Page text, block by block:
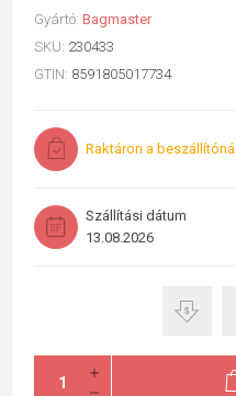
Gyártó: Bagmaster
SKU: 230433
GTIN: 8591805017734
Raktáron a beszállítónál
Szállítási dátum
13.08.2026